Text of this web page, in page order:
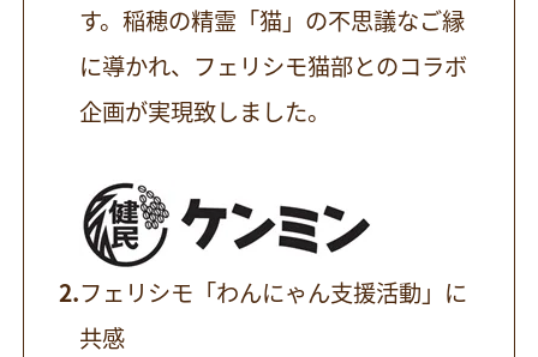
す。稲穂の精霊「猫」の不思議なご縁
に導かれ、フェリシモ猫部とのコラボ
企画が実現致しました。
フェリシモ「わんにゃん支援活動」に
共感